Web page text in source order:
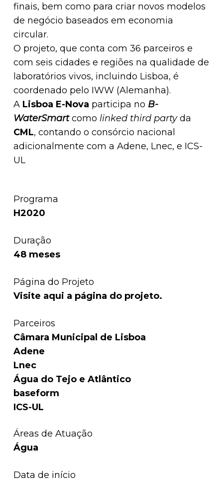
finais, bem como para criar novos modelos
de negócio baseados em economia
circular.
O projeto, que conta com 36 parceiros e
com seis cidades e regiões na qualidade de
laboratórios vivos, incluindo Lisboa, é
coordenado pelo IWW (Alemanha).
A Lisboa E-Nova participa no B-
WaterSmartcomo linked third partyda
CML, contando o consórcio nacional
adicionalmente com a Adene, Lnec, e ICS-
UL
Programa
H2020
Duração
48 meses
Página do Projeto
Visite aqui a página do projeto.
Parceiros
Câmara Municipal de Lisboa
Adene
Lnec
Água do Tejo e Atlântico
baseform
ICS-UL
Áreas de Atuação
Água
Data de início